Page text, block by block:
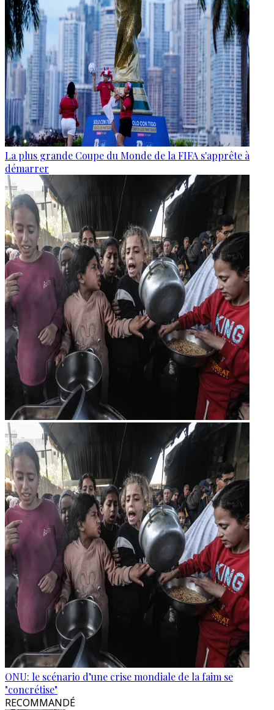
La plus grande Coupe du Monde de la FIFA s'apprête à
démarrer
ONU: le scénario d’une crise mondiale de la faim se
"concrétise"
RECOMMANDÉ